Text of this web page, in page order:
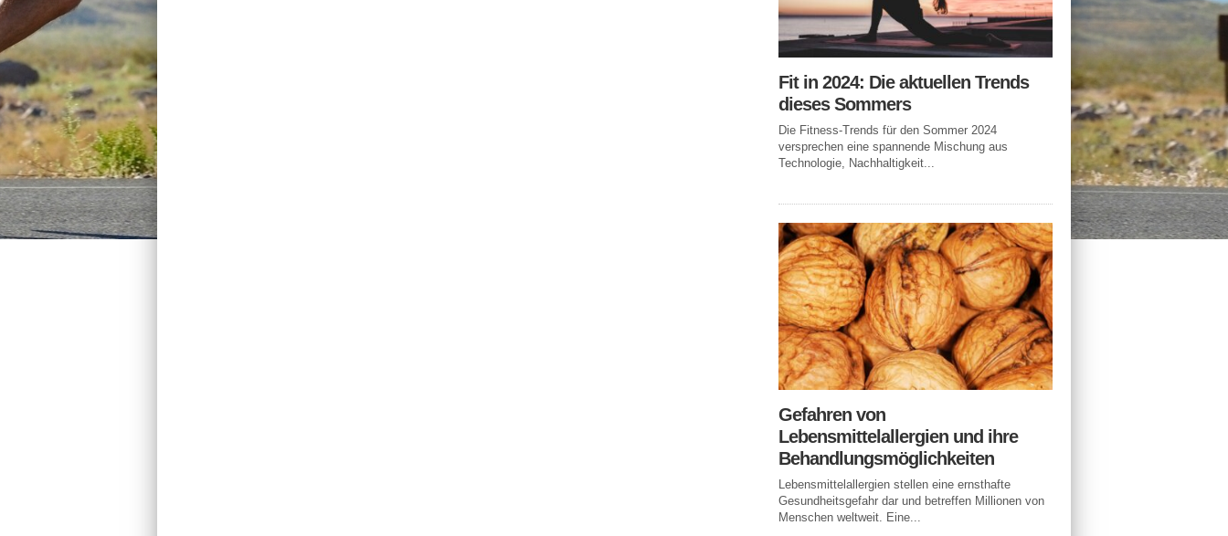
Fit in 2024: Die aktuellen Trends
dieses Sommers
Die Fitness-Trends für den Sommer 2024
versprechen eine spannende Mischung aus
Technologie, Nachhaltigkeit...
Gefahren von
Lebensmittelallergien und ihre
Behandlungsmöglichkeiten
Lebensmittelallergien stellen eine ernsthafte
Gesundheitsgefahr dar und betreffen Millionen von
Menschen weltweit. Eine...